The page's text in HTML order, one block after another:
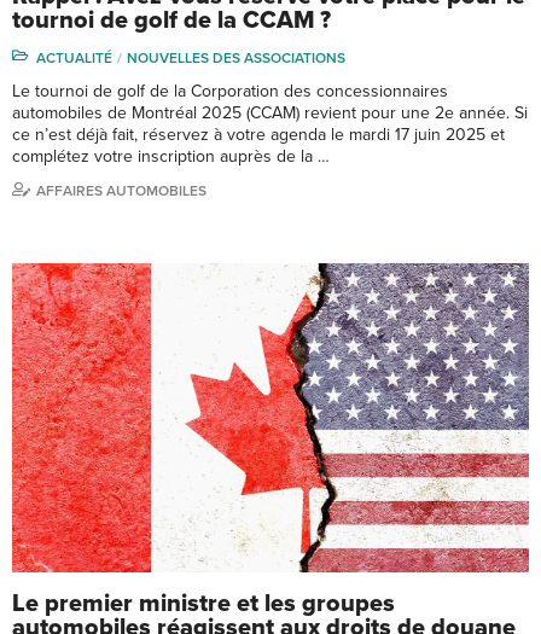
tournoi de golf de la CCAM ?
ACTUALITÉ NOUVELLES DES ASSOCIATIONS
Le tournoi de golf de la Corporation des concessionnaires
automobiles de Montréal 2025 (CCAM) revient pour une 2e année. Si
ce n’est déjà fait, réservez à votre agenda le mardi 17 juin 2025 et
complétez votre inscription auprès de la …
AFFAIRES AUTOMOBILES
Le premier ministre et les groupes